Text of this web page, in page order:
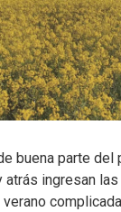
buena parte
atrás ingresan